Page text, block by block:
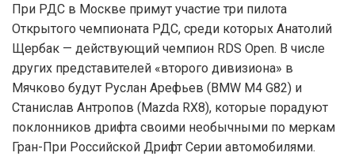
При РДС в Москве примут участие три пилота
Открытого чемпионата РДС, среди которых Анатолий
Щербак — действующий чемпион RDS Open. В числе
других представителей «второго дивизиона» в
Мячково будут Руслан Арефьев (BMW M4 G82) и
Станислав Антропов (Mazda RX8), которые порадуют
поклонников дрифта своими необычными по меркам
Гран-При Российской Дрифт Серии автомобилями.